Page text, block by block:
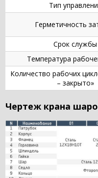
Тип
Герметичность
Срок службы
Температура
Количество рабочих
– закрыто»
Чертеж крана